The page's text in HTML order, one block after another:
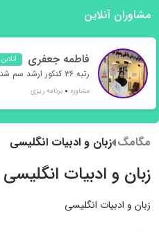
مشاوران آنلاین
فاطمه جعفری آنلاین
رتبه ۳۶ کنکور ارشد سم شناسی
مشاوره برنامه ریزی
مگامگ زبان و ادبیات انگلیسی
زبان و ادبیات انگلیسی
زبان و ادبیات انگلیسی